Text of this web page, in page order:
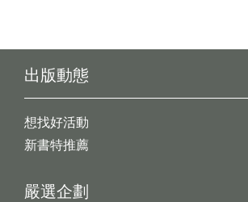
出版動態
想找好活動
新書特推薦
嚴選企劃